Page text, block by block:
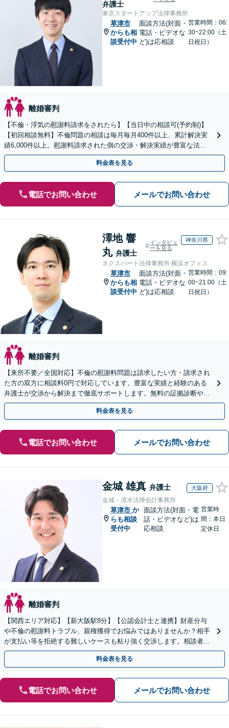
弁護士
東京スタートアップ法律事務所
草津市
からも相
談受付中
面談方法(対面・
電話・ビデオな
ど)は応相談
営業時間：06:
30~22:00（土
日祝日）
離婚審判
【不倫・浮気の慰謝料請求をされたら】【当日中の相談可(予約制)】
【初回相談無料】不倫問題の相談は毎月毎月400件以上、累計解決実
績6,000件以上。慰謝料請求された側の交渉・解決実績が豊富な法律
事務所です。
料金表を見る
電話でお問い合わせ メールでお問い合わせ
澤地 響
丸 弁護士
インタビュ
ーを見る
神奈川県
ネクスパート法律事務所 横浜オフィス
草津市
からも相
談受付中
面談方法(対面・
電話・ビデオな
ど)は応相談
営業時間：09:
00~21:00（土
日祝日）
離婚審判
【来所不要／全国対応】不倫の慰謝料問題は請求したい方・請求され
た方の双方に相談料0円で対応しています。豊富な実績と経験のある
弁護士が交渉から解決まで徹底サポートします。無料の証拠診断や着
手金の返還保証もありますので安心してご相談ください。
料金表を見る
電話でお問い合わせ メールでお問い合わせ
金城 雄真 弁護士 大阪府
金城・清水法律会計事務所
草津市 か
らも相談
受付中
面談方法(対面・電
話・ビデオなど)は
応相談
営業時
間：本日
定休日
離婚審判
【関西エリア対応】【新大阪駅8分】【公認会計士と連携】財産分与
や不倫の慰謝料トラブル、親権獲得でお悩みではありませんか？相手
が支払い等を拒絶する難しいケースも粘り強く交渉します。相談者の
お気持ちに寄り添い、最後まで徹底サポート！
料金表を見る
電話でお問い合わせ メールでお問い合わせ